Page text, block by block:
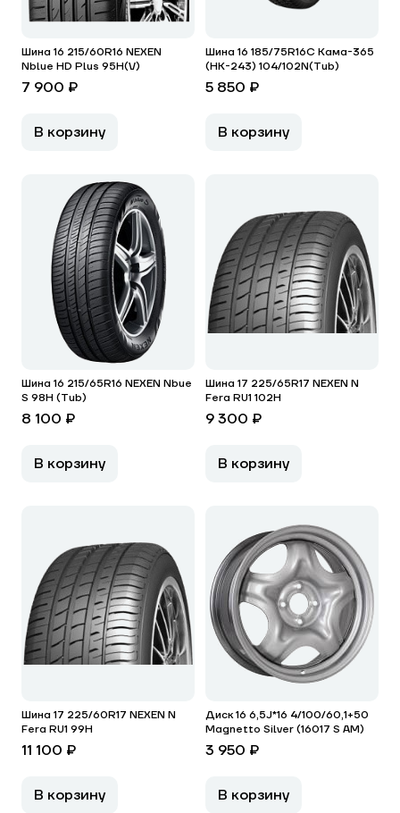
Шина 16 215/60R16 NEXEN
Nblue HD Plus 95H(V)
7 900 ₽
В корзину
Шина 16 185/75R16C Кама-365
(НК-243) 104/102N(Tub)
5 850 ₽
В корзину
Шина 16 215/65R16 NEXEN Nbue
S 98H (Tub)
8 100 ₽
В корзину
Шина 17 225/65R17 NEXEN N
Fera RU1 102H
9 300 ₽
В корзину
Шина 17 225/60R17 NEXEN N
Fera RU1 99H
11 100 ₽
В корзину
Диск 16 6,5J*16 4/100/60,1+50
Magnetto Silver (16017 S AM)
3 950 ₽
В корзину